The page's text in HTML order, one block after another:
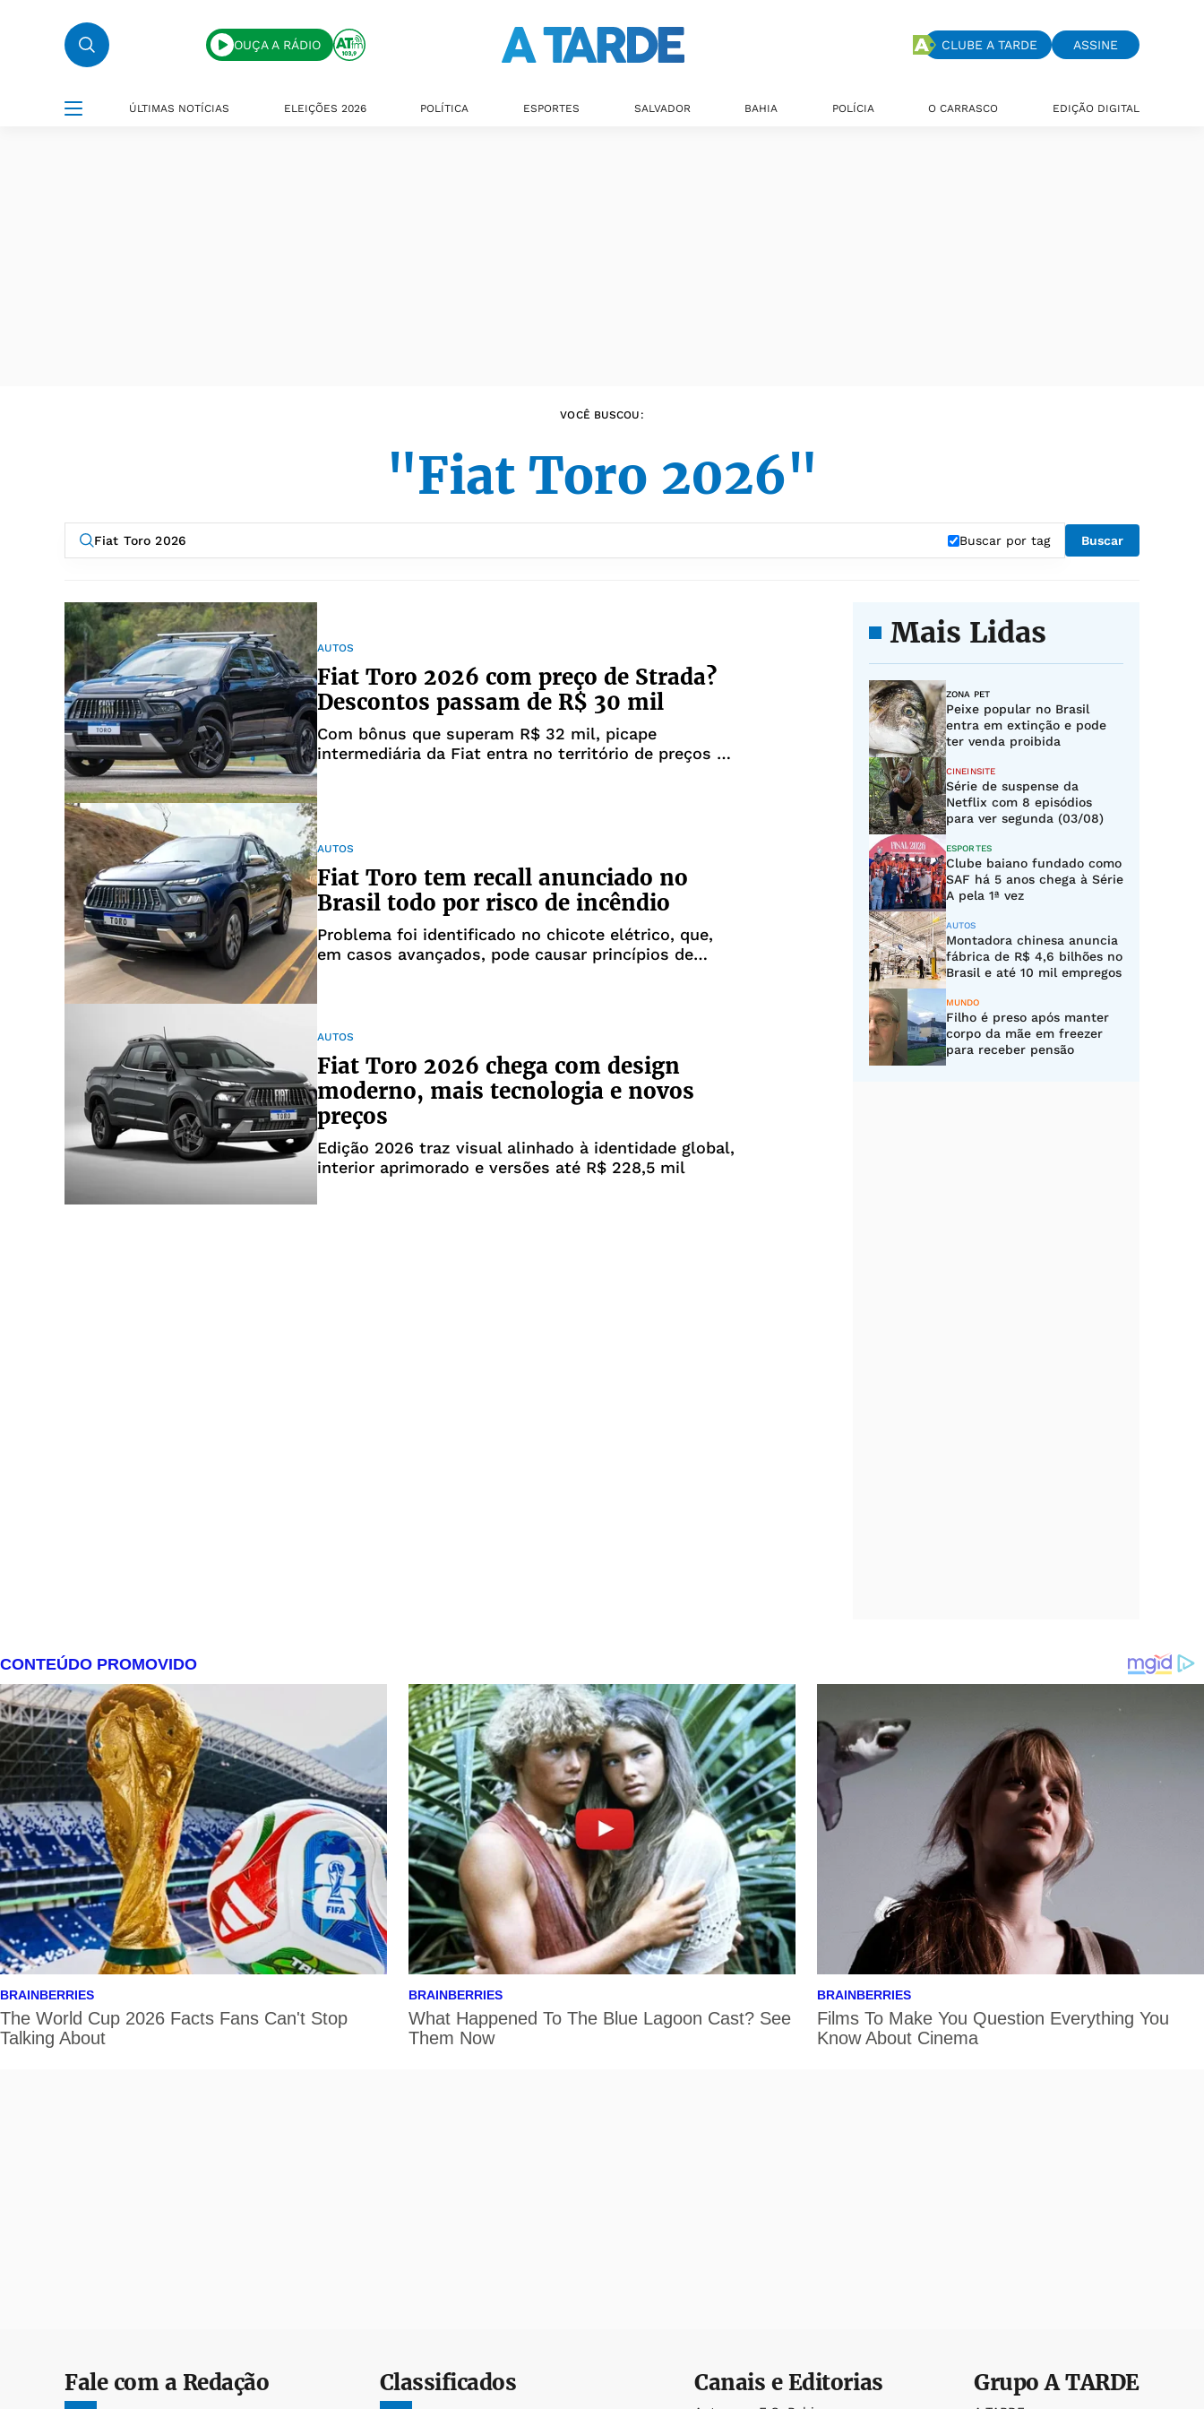
OUÇA A RÁDIO CLUBE A TARDE ASSINE
ÚLTIMAS NOTÍCIAS ELEIÇÕES 2026 POLÍTICA ESPORTES SALVADOR BAHIA POLÍCIA O CARRASCO EDIÇÃO DIGITAL
VOCÊ BUSCOU:
"Fiat Toro 2026"
Buscar por tag Buscar
AUTOS
Fiat Toro 2026 com preço de Strada?
Descontos passam de R$ 30 mil
Com bônus que superam R$ 32 mil, picape
intermediária da Fiat entra no território de preços da
AUTOS
Fiat Toro tem recall anunciado no
Brasil todo por risco de incêndio
Problema foi identificado no chicote elétrico, que,
em casos avançados, pode causar princípios de
AUTOS
Fiat Toro 2026 chega com design
moderno, mais tecnologia e novos
preços
Edição 2026 traz visual alinhado à identidade global,
interior aprimorado e versões até R$ 228,5 mil
Mais Lidas
ZONA PET
Peixe popular no Brasil
entra em extinção e pode
ter venda proibida
CINEINSITE
Série de suspense da
Netflix com 8 episódios
para ver segunda (03/08)
ESPORTES
Clube baiano fundado como
SAF há 5 anos chega à Série
A pela 1ª vez
AUTOS
Montadora chinesa anuncia
fábrica de R$ 4,6 bilhões no
Brasil e até 10 mil empregos
MUNDO
Filho é preso após manter
corpo da mãe em freezer
para receber pensão
Fale com a Redação Classificados Canais e Editorias GrupoA TARDE